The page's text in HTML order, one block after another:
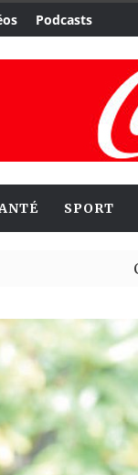
Podcasts
SPORT
Ceuta :